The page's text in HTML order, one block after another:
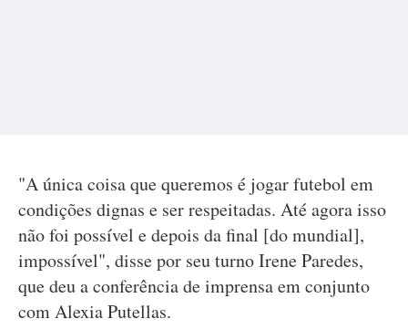
"A única coisa que queremos é jogar futebol em
condições dignas e ser respeitadas. Até agora isso
não foi possível e depois da final [do mundial],
impossível", disse por seu turno Irene Paredes,
que deu a conferência de imprensa em conjunto
com Alexia Putellas.